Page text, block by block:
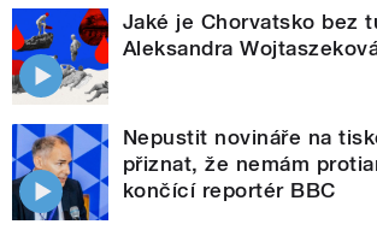
Jaké je Chorvatsko bez
Aleksandra
Nepustit novináře na
přiznat, že nemám
končící reportér BBC